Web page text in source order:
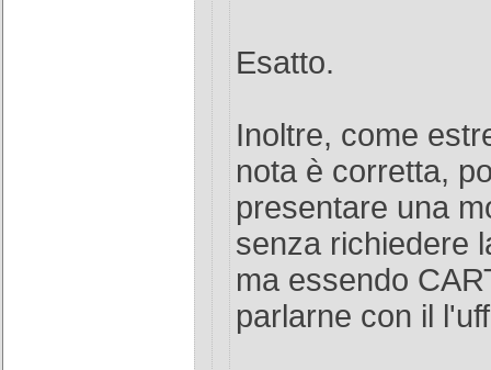
Esatto.
Inoltre, come
nota è corretta,
presentare una
senza richiedere
ma essendo
parlarne con il